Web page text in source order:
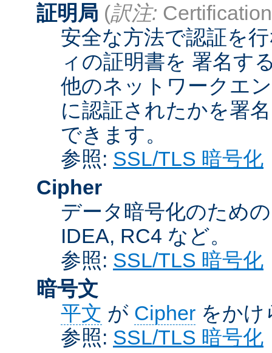
証明局 (訳注:
安全な方法で認証を
ィの証明書を 署名す
他のネットワークエ
に認証されたかを署
できます。
参照: SSL/TLS 暗号化
Cipher
データ暗号化のため
IDEA, RC4 など。
参照: SSL/TLS 暗号化
暗号文
平文 が Cipher をかけ
参照: SSL/TLS 暗号化